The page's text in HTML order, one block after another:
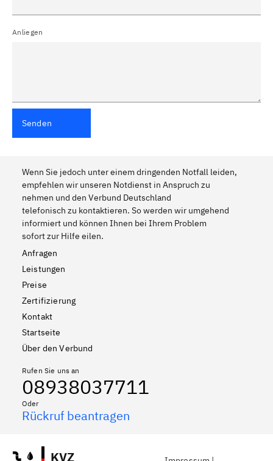
Anliegen
Senden
Wenn Sie jedoch unter einem dringenden Notfall leiden,
empfehlen wir unseren Notdienst in Anspruch zu
nehmen und den Verbund Deutschland
telefonisch zu kontaktieren. So werden wir umgehend
informiert und können Ihnen bei Ihrem Problem
sofort zur Hilfe eilen.
Anfragen
Leistungen
Preise
Zertifizierung
Kontakt
Startseite
Über den Verbund
Rufen Sie uns an
08938037711
Oder
Rückruf beantragen
KVZ